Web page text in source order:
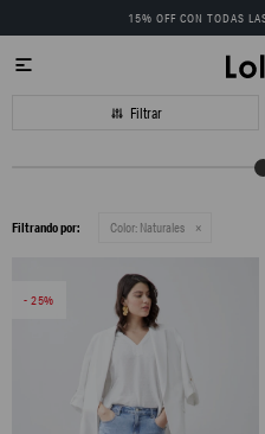
15% OFF CON TODAS

Filtrando por: Color: Naturales
25